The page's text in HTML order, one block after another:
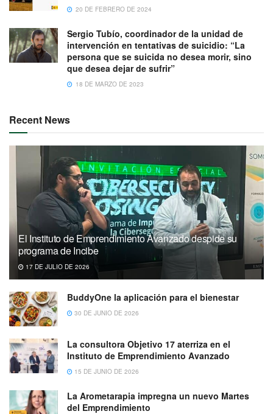
20 DE FEBRERO DE 2024
Sergio Tubío, coordinador de la unidad de
intervención en tentativas de suicidio: “La
persona que se suicida no desea morir, sino
que desea dejar de sufrir”
18 DE MARZO DE 2023
Recent News
El Instituto de Emprendimiento Avanzado despide su
programa de Incibe
17 DE JULIO DE 2026
BuddyOne la aplicación para el bienestar
30 DE JUNIO DE 2026
La consultora Objetivo 17 aterriza en el
Instituto de Emprendimiento Avanzado
15 DE JUNIO DE 2026
La Arometarapia impregna un nuevo Martes
del Emprendimiento